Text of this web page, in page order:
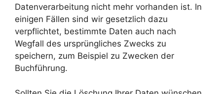
Datenverarbeitung nicht mehr vorhanden ist. In
einigen Fällen sind wir gesetzlich dazu
verpflichtet, bestimmte Daten auch nach
Wegfall des ursprüngliches Zwecks zu
speichern, zum Beispiel zu Zwecken der
Buchführung.